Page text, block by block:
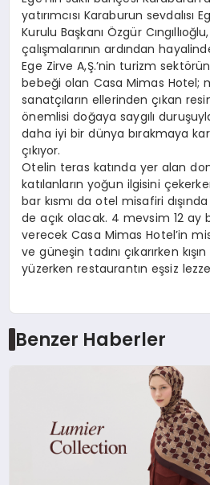
yatırımcısı Karaburun sevdalısı
Kurulu Başkanı Özgür
çalışmalarının ardından
Ege Zirve A,Ş.’nin turizm
bebeği olan Casa Mimas Hotel;
sanatçıların ellerinden çıkan
önemlisi doğaya saygılı
daha iyi bir dünya bırakmaya
çıkıyor.
Otelin teras katında yer alan
katılanların yoğun ilgisini
bar kısmı da otel misafiri
de açık olacak. 4 mevsim 12 ay
verecek Casa Mimas Hotel’in
ve güneşin tadını çıkarırken
yüzerken restaurantın eşsiz
Benzer Haberler